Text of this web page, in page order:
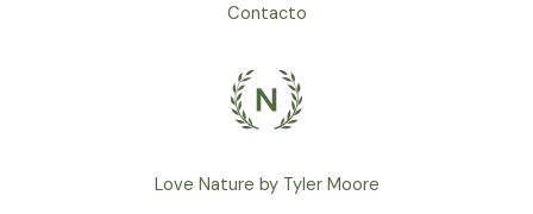
Contacto
Love Nature by Tyler Moore